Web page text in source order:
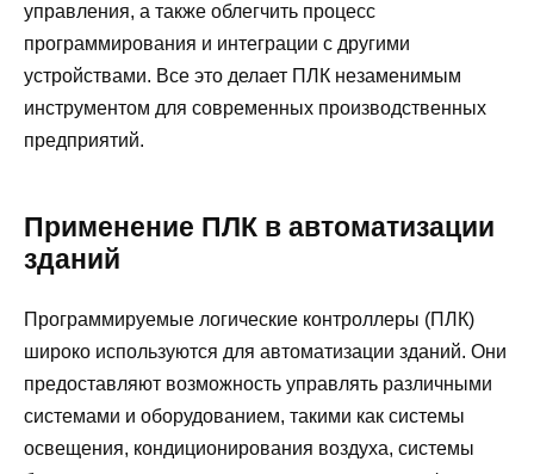
управления, а также облегчить процесс
программирования и интеграции с другими
устройствами. Все это делает ПЛК незаменимым
инструментом для современных производственных
предприятий.
Применение ПЛК в автоматизации
зданий
Программируемые логические контроллеры (ПЛК)
широко используются для автоматизации зданий. Они
предоставляют возможность управлять различными
системами и оборудованием, такими как системы
освещения, кондиционирования воздуха, системы